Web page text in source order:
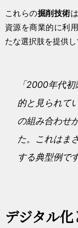
これらの掘削技術
資源を商業的に利
たな選択肢を提供し
「2000年代
的と見られて
の組み合わせ
た。これはま
する典型例で
デジタル